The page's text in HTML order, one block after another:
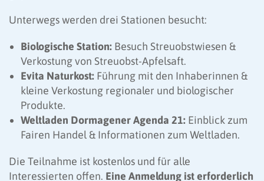
Unterwegs werden drei Stationen besucht:
Biologische Station: Besuch Streuobstwiesen &
Verkostung von Streuobst-Apfelsaft.
Evita Naturkost: Führung mit den Inhaberinnen &
kleine Verkostung regionaler und biologischer
Produkte.
Weltladen Dormagener Agenda 21: Einblick zum
Fairen Handel & Informationen zum Weltladen.
Die Teilnahme ist kostenlos und für alle
Interessierten offen. Eine Anmeldung ist erforderlich